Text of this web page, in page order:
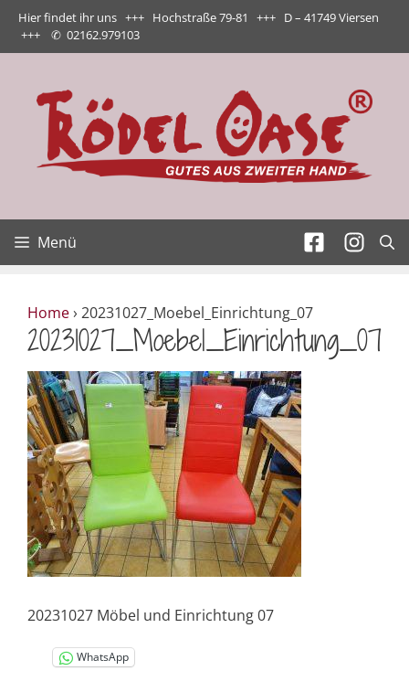
Zum
Inhalt
springen
Hier findet ihr uns +++ Hochstraße 79-81 +++ D – 41749 Viersen
+++ ✆ 02162.979103
Menü
Home› 20231027_Moebel_Einrichtung_07
20231027_Moebel_Einrichtung_07
20231027 Möbel und Einrichtung 07
WhatsApp